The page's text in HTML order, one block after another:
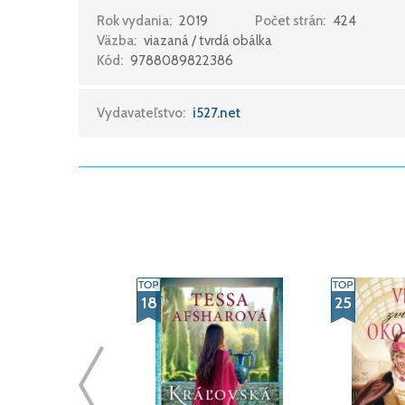
Rok vydania: 2019 Počet strán: 424
Väzba: viazaná / tvrdá obálka
Kód: 9788089822386
Vydavateľstvo: i527.net
18 25